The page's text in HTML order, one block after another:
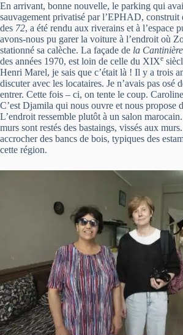
En arrivant, bonne nouvelle, le parking qui
sauvagement privatisé par l’EPHAD, construit
des 72, a été rendu aux riverains et à l’espace
avons-nous pu garer la voiture à l’endroit où
stationné sa calèche. La façade de la Cantinière
des années 1970, est loin de celle du XIXe
Henri Marel, je sais que c’était là ! Il y a trois
discuter avec les locataires. Je n’avais pas osé
entrer. Cette fois – ci, on tente le coup.
C’est Djamila qui nous ouvre et nous propose
L’endroit ressemble plutôt à un salon
murs sont restés des bastaings, vissés aux
accrocher des bancs de bois, typiques des
cette région.